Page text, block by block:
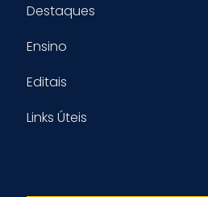
Destaques
Ensino
Editais
Links Úteis